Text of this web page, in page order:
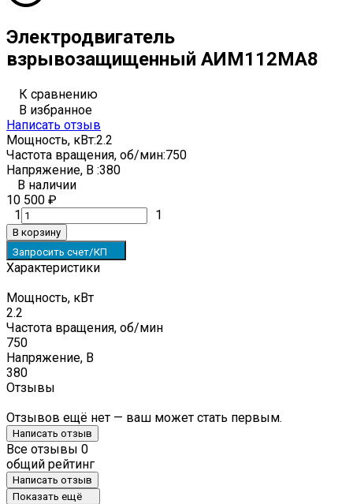
Электродвигатель
взрывозащищенный АИМ112МА8
К сравнению
В избранное
Написать отзыв
Мощность, кВт:2.2
Частота вращения, об/мин:750
Напряжение, В :380
В наличии
10 500 ₽
1
1
В корзину
Запросить счет/КП
Характеристики
Мощность, кВт
2.2
Частота вращения, об/мин
750
Напряжение, В
380
Отзывы
Отзывов ещё нет — ваш может стать первым.
Написать отзыв
Все отзывы 0
общий рейтинг
Написать отзыв
Показать ещё